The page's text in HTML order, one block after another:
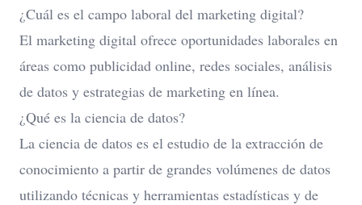
¿Cuál es el campo laboral del marketing digital?
El marketing digital ofrece oportunidades laborales en
áreas como publicidad online, redes sociales, análisis
de datos y estrategias de marketing en línea.
¿Qué es la ciencia de datos?
La ciencia de datos es el estudio de la extracción de
conocimiento a partir de grandes volúmenes de datos
utilizando técnicas y herramientas estadísticas y de